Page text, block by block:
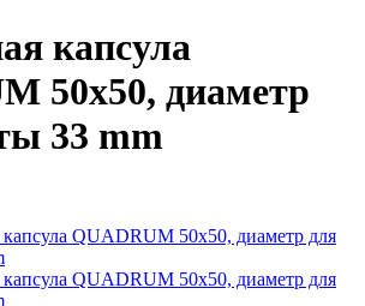
капсула
50х50, диаметр
33 mm